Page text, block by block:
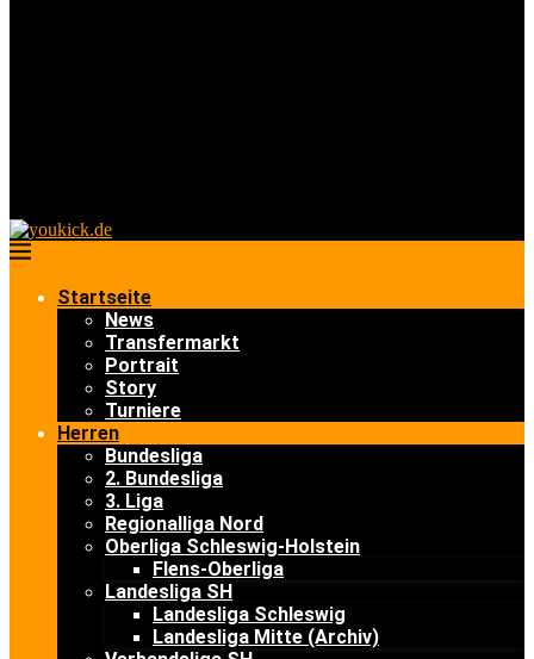
Startseite
News
Transfermarkt
Portrait
Story
Turniere
Herren
Bundesliga
2. Bundesliga
3. Liga
Regionalliga Nord
Oberliga Schleswig-Holstein
Flens-Oberliga
Landesliga SH
Landesliga Schleswig
Landesliga Mitte (Archiv)